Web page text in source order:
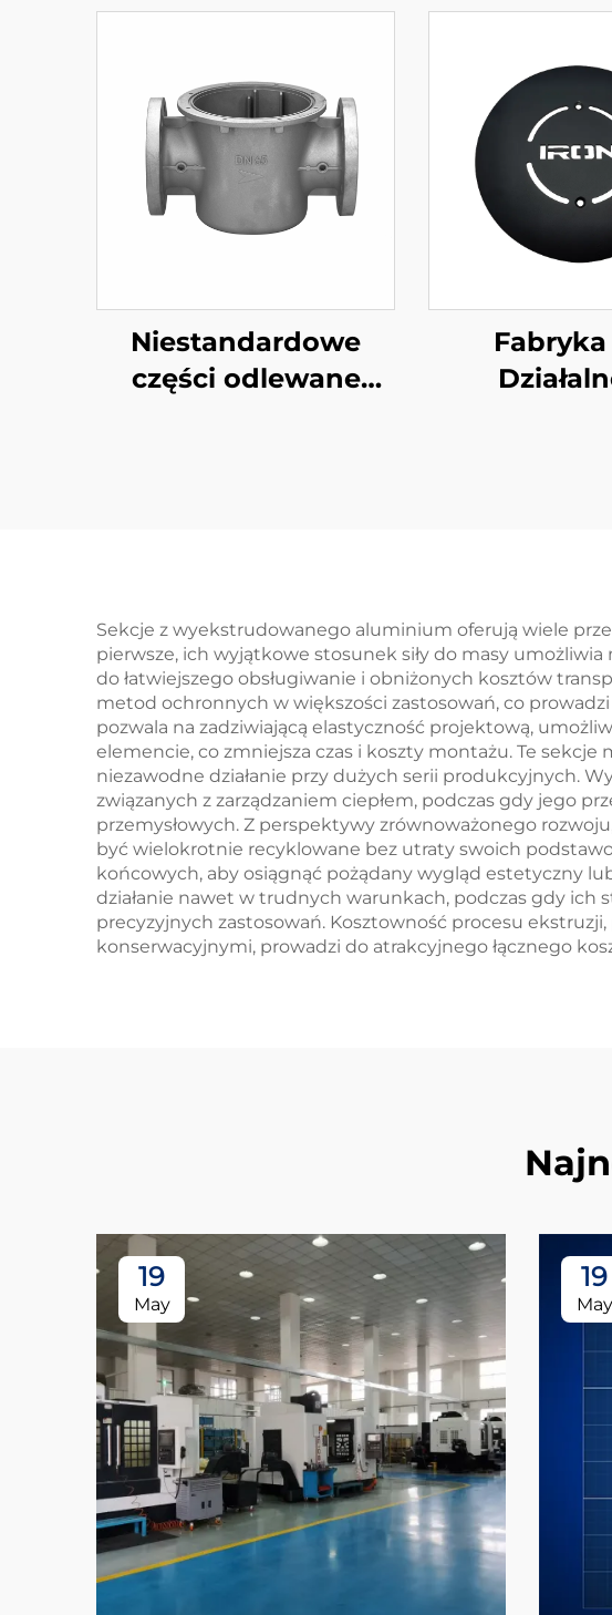
Niestandardowe
części odlewane
Fabryka
Sekcje z wyekstrudowanego aluminium oferują wiele
pierwsze, ich wyjątkowe stosunek siły do masy
do łatwiejszego obsługiwanie i obniżonych kosztów
metod ochronnych w większości zastosowań, co
pozwala na zadziwiającą elastyczność projektową,
elemencie, co zmniejsza czas i koszty montażu. Te
niezawodne działanie przy dużych serii produkcyjnych.
związanych z zarządzaniem ciepłem, podczas gdy jego
przemysłowych. Z perspektywy zrównoważonego
być wielokrotnie recyklowane bez utraty swoich
końcowych, aby osiągnąć pożądany wygląd estetyczny
działanie nawet w trudnych warunkach, podczas gdy
precyzyjnych zastosowań. Kosztowność procesu
konserwacyjnymi, prowadzi do atrakcyjnego łącznego
19
May
19
May